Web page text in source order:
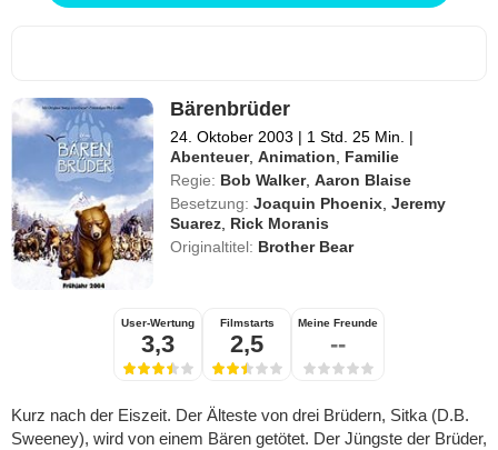
Bärenbrüder
24. Oktober 2003 | 1 Std. 25 Min. |
Abenteuer,Animation
Familie
Regie: Bob Walker,Aaron Blaise
Besetzung: Joaquin Phoenix ,Jeremy
Suarez Rick Moranis
Originaltitel: Brother Bear
User-Wertung
3,3
Filmstarts
2,5
Meine Freunde
--
Kurz nach der Eiszeit. Der Älteste von drei Brüdern, Sitka (D.B.
Sweeney), wird von einem Bären getötet. Der Jüngste der Brüder,